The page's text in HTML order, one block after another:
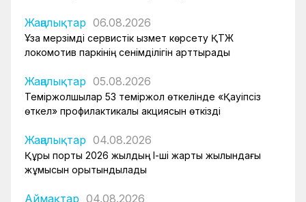
Жаңалықтар 06.08.2026
Ұзақ мерзімді сервистік қызмет көрсету ҚТЖ
локомотив паркінің сенімділігін арттырады
Жаңалықтар 05.08.2026
Теміржолшылар 53 теміржол өткелінде «Қауіпсіз
өткел» профилактикалық акциясын өткізді
Жаңалықтар 04.08.2026
Құрық порты 2026 жылдың І-ші жарты жылындағы
жұмысын қорытындылады
Аймақтар 04.08.2026